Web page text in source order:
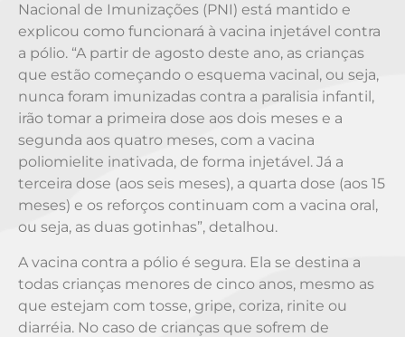
Nacional de Imunizações (PNI) está mantido e
explicou como funcionará à vacina injetável contra
a pólio. “A partir de agosto deste ano, as crianças
que estão começando o esquema vacinal, ou seja,
nunca foram imunizadas contra a paralisia infantil,
irão tomar a primeira dose aos dois meses e a
segunda aos quatro meses, com a vacina
poliomielite inativada, de forma injetável. Já a
terceira dose (aos seis meses), a quarta dose (aos 15
meses) e os reforços continuam com a vacina oral,
ou seja, as duas gotinhas”, detalhou.
A vacina contra a pólio é segura. Ela se destina a
todas crianças menores de cinco anos, mesmo as
que estejam com tosse, gripe, coriza, rinite ou
diarréia. No caso de crianças que sofrem de